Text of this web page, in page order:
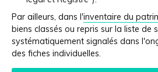
Par ailleurs, dans l'inventaire du
biens classés ou repris sur la liste de
systématiquement signalés dans
des fiches individuelles.